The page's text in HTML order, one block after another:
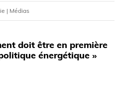
| Médias
doit être en première
énergétique »